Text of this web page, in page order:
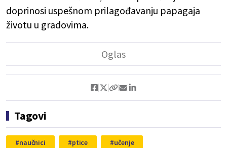
doprinosi uspešnom prilagođavanju papagaja
životu u gradovima.
Tagovi
naučnici ptice učenje